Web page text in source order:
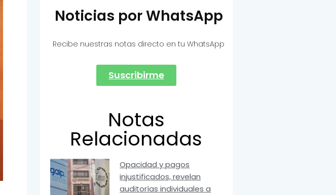
Noticias por WhatsApp
Recibe nuestras notas directo en tu WhatsApp
Suscribirme
Notas
Relacionadas
Opacidad y pagos
injustificados, revelan
auditorías individuales a